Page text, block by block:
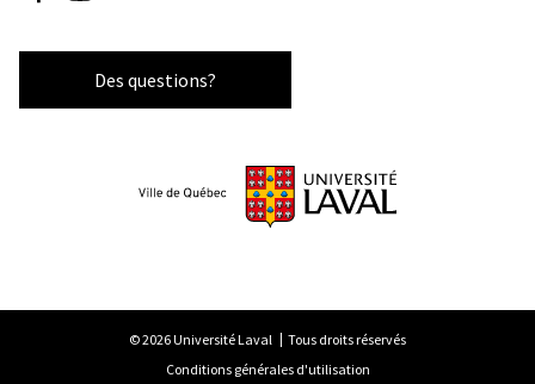
Des questions?
© 2026 Université Laval
Tous droits réservés
Conditions générales d'utilisation